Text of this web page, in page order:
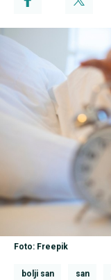
Foto: Freepik
bolji san san